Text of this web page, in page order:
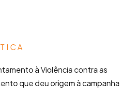
à Violência contra as
que deu origem à campanha